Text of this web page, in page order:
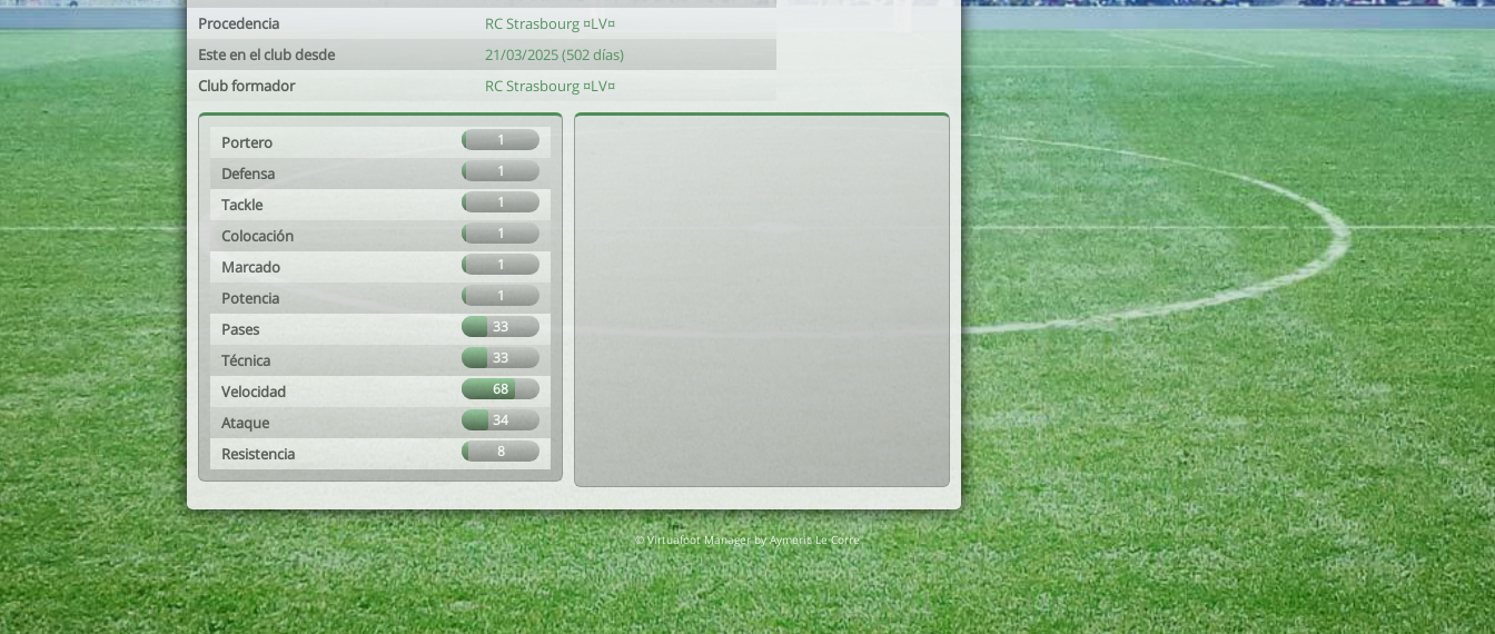
Procedencia
RC Strasbourg ¤LV¤
Este en el club desde
21/03/2025 (502 días)
Club formador
RC Strasbourg ¤LV¤
Portero 1
Defensa 1
Tackle 1
Colocación 1
Marcado 1
Potencia 1
Pases 33
Técnica 33
Velocidad 68
Ataque 34
Resistencia 8
© Virtuafoot Manager by Aymeric Le Corre